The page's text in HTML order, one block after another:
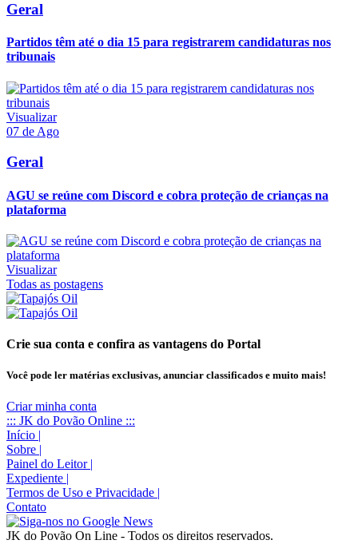
Geral
Partidos têm até o dia 15 para registrarem candidaturas nos
tribunais
Visualizar
07 de Ago
Geral
AGU se reúne com Discord e cobra proteção de crianças na
plataforma
Visualizar
Todas as postagens
Crie sua conta e confira as vantagens do Portal
Você pode ler matérias exclusivas, anunciar classificados e muito mais!
Criar minha conta
::: JK do Povão Online :::
Início |
Sobre |
Painel do Leitor |
Expediente |
Termos de Uso e Privacidade |
Contato
JK do Povão On Line - Todos os direitos reservados.